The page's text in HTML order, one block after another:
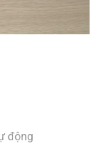
động